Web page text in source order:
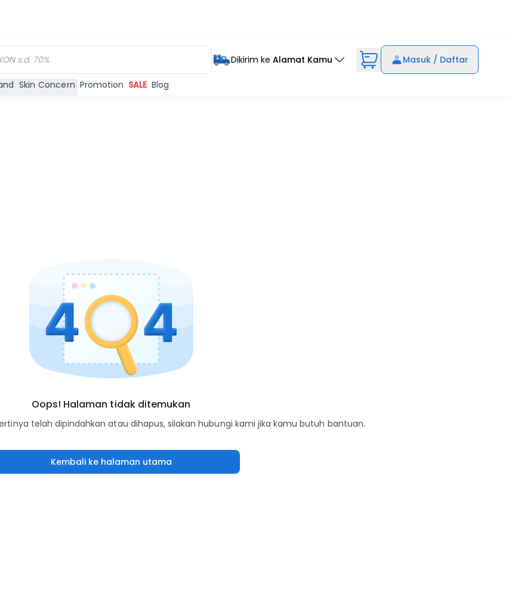
Dikirim ke Alamat Kamu Masuk / Daftar
Skin Concern Promotion SALE Blog
Oops! Halaman tidak ditemukan
telah dipindahkan atau dihapus, silakan hubungi kami jika kamu butuh bantuan.
Kembali ke halaman utama